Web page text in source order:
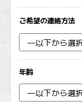
ご希望の連絡方法
年齢